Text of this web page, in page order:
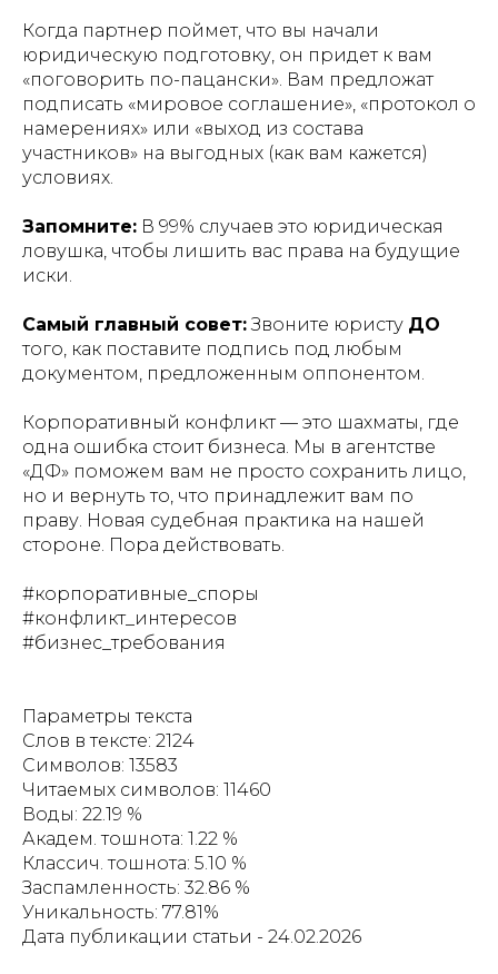
Когда партнер поймет, что вы начали
юридическую подготовку, он придет к вам
«поговорить по-пацански». Вам предложат
подписать «мировое соглашение», «протокол о
намерениях» или «выход из состава
участников» на выгодных (как вам кажется)
условиях.
Запомните: В 99% случаев это юридическая
ловушка, чтобы лишить вас права на будущие
иски.
Самый главный совет:Звоните юристу ДО
того, как поставите подпись под любым
документом, предложенным оппонентом.
Корпоративный конфликт — это шахматы, где
одна ошибка стоит бизнеса. Мы в агентстве
«ДФ» поможем вам не просто сохранить лицо,
но и вернуть то, что принадлежит вам по
праву. Новая судебная практика на нашей
стороне. Пора действовать.
#корпоративные_споры
#конфликт_интересов
#бизнес_требования
Параметры текста
Слов в тексте: 2124
Символов: 13583
Читаемых символов: 11460
Воды: 22.19 %
Академ. тошнота: 1.22 %
Классич. тошнота: 5.10 %
Заспамленность: 32.86 %
Уникальность: 77.81%
Дата публикации статьи - 24.02.2026